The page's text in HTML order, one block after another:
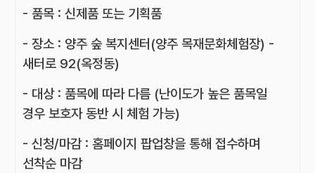
- 품목 : 신제품 또는 기획품
- 장소 : 양주 숲 복지센터(양주 목재문화체험장) -
새터로 92(옥정동)
- 대상 : 품목에 따라 다름 (난이도가 높은 품목일
경우 보호자 동반 시 체험 가능)
- 신청/마감 : 홈페이지 팝업창을 통해 접수하며
선착순 마감